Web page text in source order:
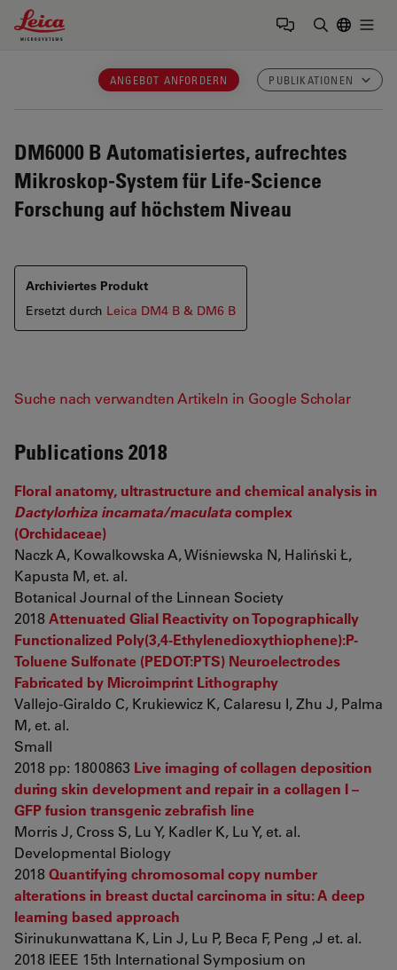
Leica Microsystems Logo
ANGEBOT ANFORDERN PUBLIKATIONEN
DM6000 B Automatisiertes, aufrechtes
Mikroskop-System für Life-Science
Forschung auf höchstem Niveau
Archiviertes Produkt
Ersetzt durch Leica DM4 B & DM6 B
Suche nach verwandten Artikeln in Google Scholar
Publications 2018
Floral anatomy, ultrastructure and chemical analysis in
Dactylorhiza incarnata/maculatacomplex
(Orchidaceae)
Naczk A, Kowalkowska A, Wiśniewska N, Haliński Ł,
Kapusta M, et. al.
Botanical Journal of the Linnean Society
2018Attenuated Glial Reactivity on Topographically
Functionalized Poly(3,4-Ethylenedioxythiophene):P-
Toluene Sulfonate (PEDOT:PTS) Neuroelectrodes
Fabricated by Microimprint Lithography
Vallejo-Giraldo C, Krukiewicz K, Calaresu I, Zhu J, Palma
M, et. al.
Small
2018 pp: 1800863 Live imaging of collagen deposition
during skin development and repair in a collagen I –
GFP fusion transgenic zebrafish line
Morris J, Cross S, Lu Y, Kadler K, Lu Y, et. al.
Developmental Biology
2018Quantifying chromosomal copy number
alterations in breast ductal carcinoma in situ: A deep
learning based approach
Sirinukunwattana K, Lin J, Lu P, Beca F, Peng ,J et. al.
2018 IEEE 15th International Symposium on